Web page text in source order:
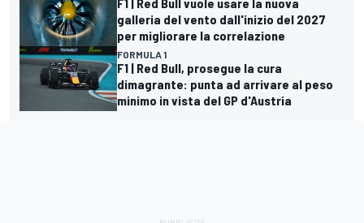
galleria del vento dall'inizio del 2027
per migliorare la correlazione
FORMULA 1
F1 | Red Bull, prosegue la cura
dimagrante: punta ad arrivare al peso
minimo in vista del GP d'Austria